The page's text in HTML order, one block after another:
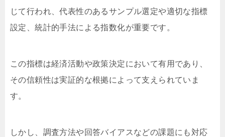
じて行われ、代表性のあるサンプル選定や適切な指標
設定、統計的手法による指数化が重要です。
この指標は経済活動や政策決定において有用であり、
その信頼性は実証的な根拠によって支えられていま
す。
しかし、調査方法や回答バイアスなどの課題にも対応